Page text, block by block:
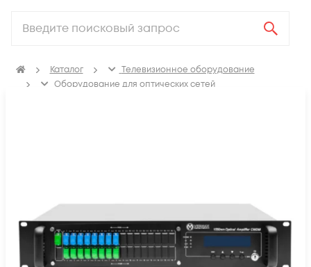
Каталог
Телевизионное оборудование
Оборудование для оптических сетей